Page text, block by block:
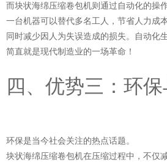
而块状海绵压缩卷包机则通过自动化的操
一台机器可以替代多名工人，节省人力成本
同时减少因人为失误造成的损失。自动化
简直就是现代制造业的一场革命！
四、优势三：环
环保是当今社会关注的热点话题。
块状海绵压缩卷包机在压缩过程中，不仅